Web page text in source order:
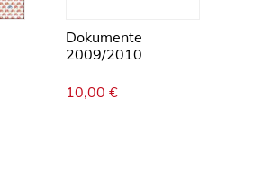
Dokumente
2009/2010
10,00 €